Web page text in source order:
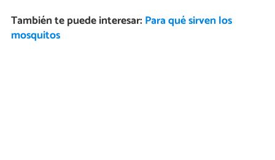
También te puede interesar: Para qué sirven los
mosquitos